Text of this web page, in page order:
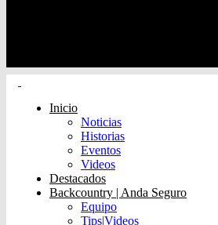
Inicio
Noticias
Historias
Eventos
Videos
Destacados
Backcountry | Anda Seguro
Equipo
Tips|Videos